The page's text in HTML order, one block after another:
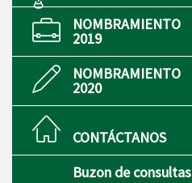
NOMBRAMIENTO
2019
NOMBRAMIENTO
2020
CONTÁCTANOS
Buzon de consultas